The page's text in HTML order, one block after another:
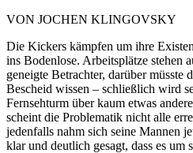
VON JOCHEN KLINGOVSKY
Die Kickers kämpfen um ihre
ins Bodenlose. Arbeitsplätze stehen
geneigte Betrachter, darüber müsste
Bescheid wissen – schließlich wird
Fernsehturm über kaum etwas
scheint die Problematik nicht alle
jedenfalls nahm sich seine Mannen
klar und deutlich gesagt, dass es um